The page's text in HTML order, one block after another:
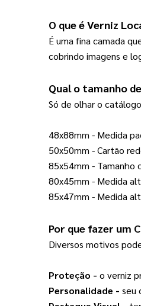
O que é Verniz
É uma fina camada
cobrindo imagens e
Qual o tamanho
Só de olhar o
48x88mm - Medida
50x50mm - Cartão
85x54mm - Tamanho
80x45mm - Medida
85x47mm - Medida
Por que fazer um
Diversos motivos
Proteção - o verniz
Personalidade - seu